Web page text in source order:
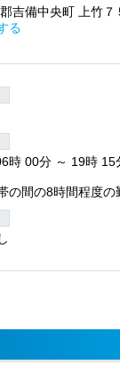
吉備中央町 上竹７
る
時 00分 ～ 19時 15
の間の8時間程度の